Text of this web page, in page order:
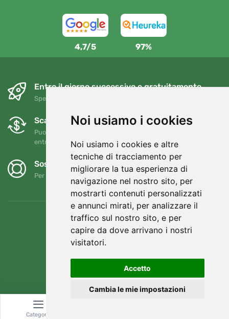
Noi usiamo i cookies
Noi usiamo i cookies e altre
tecniche di tracciamento per
migliorare la tua esperienza di
navigazione nel nostro sito, per
mostrarti contenuti personalizzati
e annunci mirati, per analizzare il
traffico sul nostro sito, e per
capire da dove arrivano i nostri
visitatori.
Accetto
Cambia le mie impostazioni
4,7/5 97%
Entro il giorno successivo e gratuitamente
Spedizione gratuita per ordini superiori a 80 EUR
Scambi e resi gratuiti
Puoi restituire o cambiare il tuo ordine in qualsiasi momento
entro 90 giorni
Sosteniamo Trees.org
Per ogni ordine piantiamo un albero! Leggi di più
Categoria